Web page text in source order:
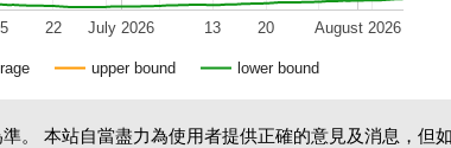
upper bound lower bound
July 2026 August 2026
22 13 20
。 本站自當盡力為使用者提供正確的意見及消息，但